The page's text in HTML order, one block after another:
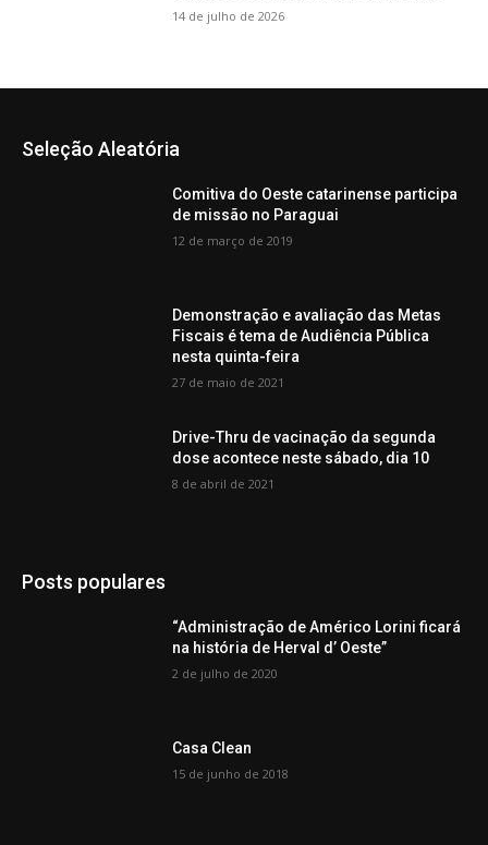
14 de julho de 2026
Seleção Aleatória
Comitiva do Oeste catarinense participa
de missão no Paraguai
12 de março de 2019
Demonstração e avaliação das Metas
Fiscais é tema de Audiência Pública
nesta quinta-feira
27 de maio de 2021
Drive-Thru de vacinação da segunda
dose acontece neste sábado, dia 10
8 de abril de 2021
Posts populares
“Administração de Américo Lorini ficará
na história de Herval d’ Oeste”
2 de julho de 2020
Casa Clean
15 de junho de 2018